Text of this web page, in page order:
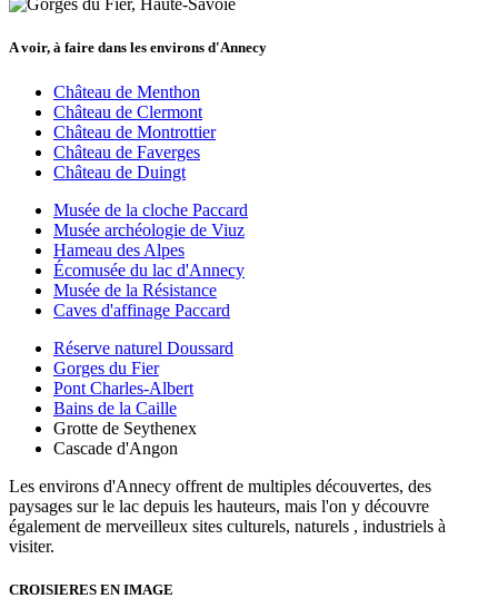
A voir, à faire dans les environs d'Annecy
Château de Menthon
Château de Clermont
Château de Montrottier
Château de Faverges
Château de Duingt
Musée de la cloche Paccard
Musée archéologie de Viuz
Hameau des Alpes
Écomusée du lac d'Annecy
Musée de la Résistance
Caves d'affinage Paccard
Réserve naturel Doussard
Gorges du Fier
Pont Charles-Albert
Bains de la Caille
Grotte de Seythenex
Cascade d'Angon
Les environs d'Annecy offrent de multiples découvertes, des
paysages sur le lac depuis les hauteurs, mais l'on y découvre
également de merveilleux sites culturels, naturels , industriels à
visiter.
CROISIERES EN IMAGE